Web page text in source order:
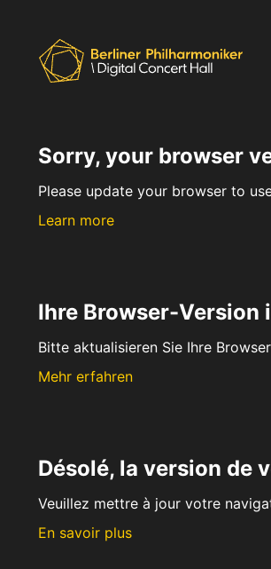
Sorry, your browser
Please update your browser to
Learn more
Ihre Browser-Version
Bitte aktualisieren Sie Ihre
Mehr erfahren
Désolé, la version de
Veuillez mettre à jour votre
En savoir plus